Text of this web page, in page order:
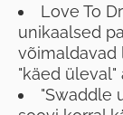
Love To
unikaalsed
võimaldavad
"käed üleval"
"Swaddle